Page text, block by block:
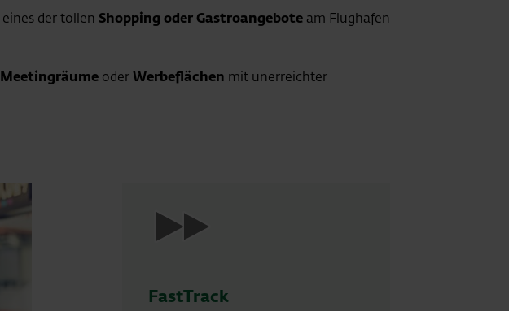
der tollen Shopping oder Gastroangebote am Flughafen
oderWerbeflächen mit unerreichter
FastTrack